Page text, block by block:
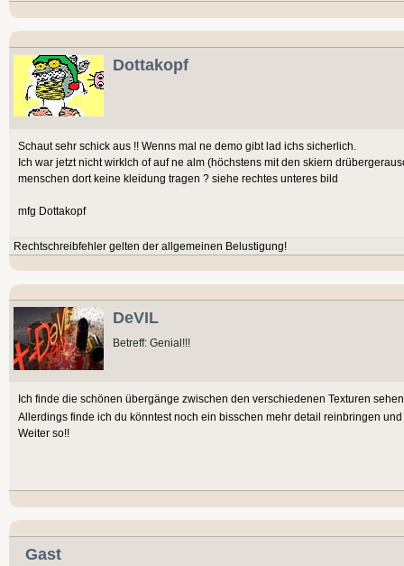
Dottakopf
Schaut sehr schick aus !! Wenns mal ne demo gibt lad ichs sicherlich.
Ich war jetzt nicht wirklch of auf ne alm (höchstens mit den skiern
menschen dort keine kleidung tragen ? siehe rechtes unteres bild
mfg Dottakopf
Rechtschreibfehler gelten der allgemeinen Belustigung!
DeVIL
Betreff: Genial!!!
Ich finde die schönen übergänge zwischen den verschiedenen Texturen
Allerdings finde ich du könntest noch ein bisschen mehr detail reinbringen
Weiter so!!
Gast